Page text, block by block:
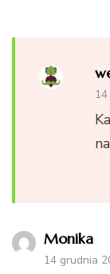
Monika
14 grudnia